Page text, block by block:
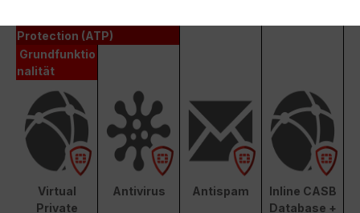
Protection (ATP)
Grundfunktio
nalität
Virtual
Private
Antivirus Antispam
Inline CASB
Database +